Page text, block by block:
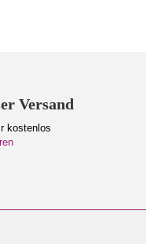
Versand
kostenlos